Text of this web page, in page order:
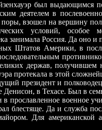
был выдающимся
деятелем в
взошел на вершину
условий, особое
занимала Россия. Да оно
Штатов Америки, в
держав,
протекала в этой
и полководец
в Техасе. Был в
в прославленное военное
блестяще. Да и служба
Для американской